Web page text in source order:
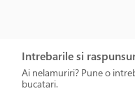
Intrebarile si
Ai nelamuriri? Pune o
bucatari.